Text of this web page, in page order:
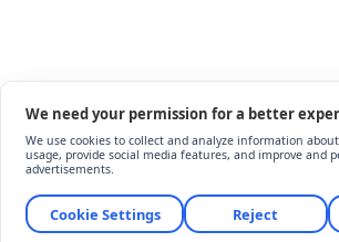
© ShiftDelete.Net